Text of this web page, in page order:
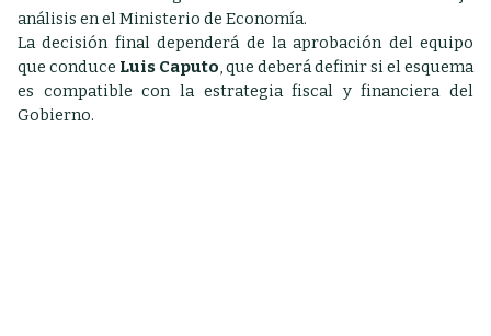
análisis en el Ministerio de Economía.
La decisión final dependerá de la aprobación del equipo
que conduce Luis Caputo, que deberá definir si el esquema
es compatible con la estrategia fiscal y financiera del
Gobierno.